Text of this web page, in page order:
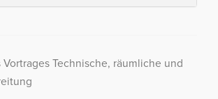
Vortrages Technische, räumliche und